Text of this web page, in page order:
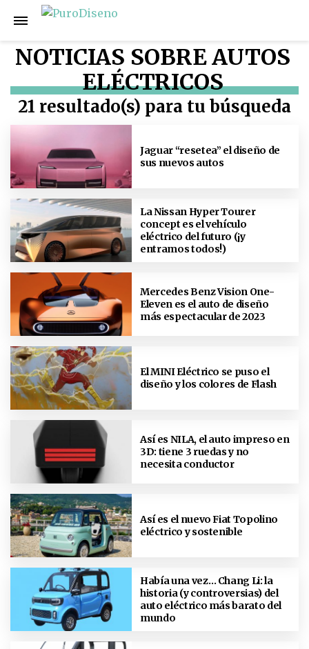
NOTICIAS SOBRE AUTOS
ELÉCTRICOS
21 resultado(s) para tu búsqueda
Jaguar “resetea” el diseño de
sus nuevos autos
La Nissan Hyper Tourer
concept es el vehículo
eléctrico del futuro (¡y
entramos todos!)
Mercedes Benz Vision One-
Eleven es el auto de diseño
más espectacular de 2023
El MINI Eléctrico se puso el
diseño y los colores de Flash
Así es NILA, el auto impreso en
3D: tiene 3 ruedas y no
necesita conductor
Así es el nuevo Fiat Topolino
eléctrico y sostenible
Había una vez… Chang Li: la
historia (y controversias) del
auto eléctrico más barato del
mundo